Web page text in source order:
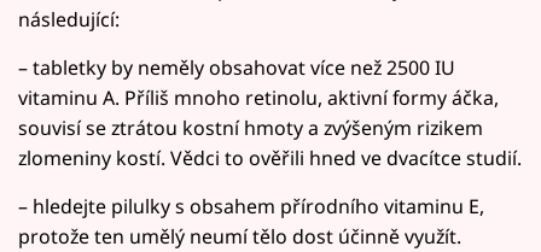
následující:
– tabletky by neměly obsahovat více než 2500 IU
vitaminu A. Příliš mnoho retinolu, aktivní formy áčka,
souvisí se ztrátou kostní hmoty a zvýšeným rizikem
zlomeniny kostí. Vědci to ověřili hned ve dvacítce studií.
– hledejte pilulky s obsahem přírodního vitaminu E,
protože ten umělý neumí tělo dost účinně využít.